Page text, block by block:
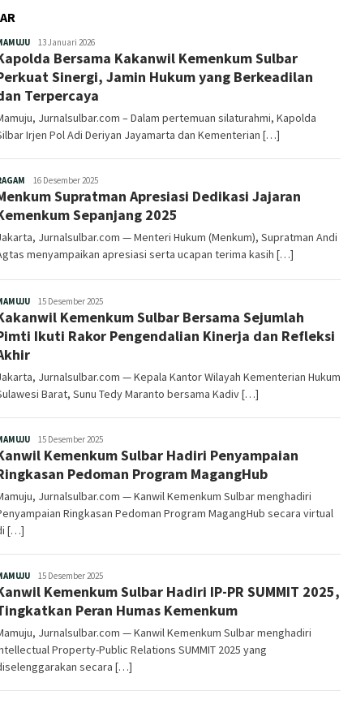
Redaksi
13 Januari 2026
Bersama Kakanwil Kemenkum Sulbar
Sinergi, Jamin Hukum yang Berkeadilan
Terpercaya
Jurnalsulbar.com – Dalam pertemuan silaturahmi, Kapolda
Irjen Pol Adi Deriyan Jayamarta dan Kementerian […]
Redaksi
16 Desember 2025
Supratman Apresiasi Dedikasi Jajaran
Sepanjang 2025
Jurnalsulbar.com — Menteri Hukum (Menkum), Supratman Andi
menyampaikan apresiasi serta ucapan terima kasih […]
Redaksi
15 Desember 2025
Kemenkum Sulbar Bersama Sejumlah
Ikuti Rakor Pengendalian Kinerja dan Refleksi
Jurnalsulbar.com — Kepala Kantor Wilayah Kementerian Hukum
Barat, Sunu Tedy Maranto bersama Kadiv […]
Redaksi
15 Desember 2025
Kemenkum Sulbar Hadiri Penyampaian
Pedoman Program MagangHub
Jurnalsulbar.com — Kanwil Kemenkum Sulbar menghadiri
Ringkasan Pedoman Program MagangHub secara virtual
[…]
Redaksi
15 Desember 2025
Kemenkum Sulbar Hadiri IP-PR SUMMIT 2025,
Peran Humas Kemenkum
Jurnalsulbar.com — Kanwil Kemenkum Sulbar menghadiri
Property-Public Relations SUMMIT 2025 yang
secara […]